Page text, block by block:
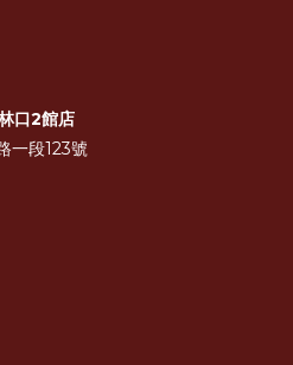
口2館店
一段123號